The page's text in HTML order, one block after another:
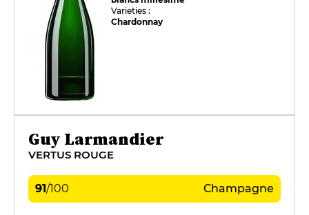
Varieties :
Chardonnay
Guy Larmandier
VERTUS ROUGE
91/100 Champagne